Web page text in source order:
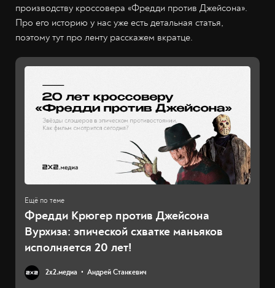
производству кроссовера «Фредди против Джейсона».
Про его историю у нас уже есть детальная статья,
поэтому тут про ленту расскажем вкратце.
Фредди Крюгер против Джейсона
Вурхиза: эпической схватке маньяков
исполняется 20 лет!
2х2.медиа Андрей Станкевич